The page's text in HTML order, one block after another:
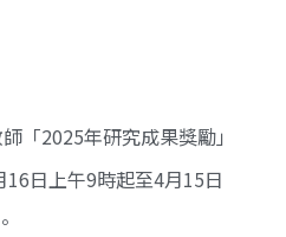
「2025年研究成果獎勵」
日上午9時起至4月15日